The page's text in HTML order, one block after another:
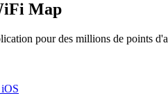
Map
pour des millions de points